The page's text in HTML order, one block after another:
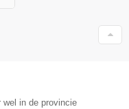
wel in de provincie